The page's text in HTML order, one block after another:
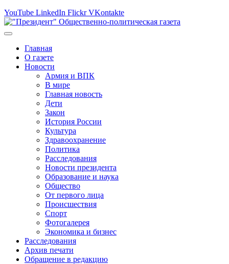
YouTube LinkedIn Flickr VKontakte
Главная
О газете
Новости
Армия и ВПК
В мире
Главная новость
Дети
Закон
История России
Культура
Здравоохранение
Политика
Расследования
Новости президента
Образование и наука
Общество
От первого лица
Происшествия
Спорт
Фотогалерея
Экономика и бизнес
Расследования
Архив печати
Обращение в редакцию